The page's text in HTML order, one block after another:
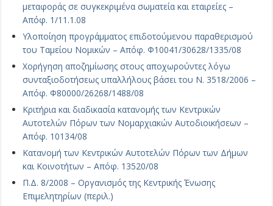
μεταφοράς σε συγκεκριμένα σωματεία και εταιρείες –
Απόφ. 1/11.1.08
Υλοποίηση προγράμματος επιδοτούμενου παραθερισμού
του Ταμείου Νομικών – Απόφ. Φ10041/30628/1335/08
Χορήγηση αποζημίωσης στους αποχωρούντες λόγω
συνταξιοδοτήσεως υπαλλήλους βάσει του Ν. 3518/2006 –
Απόφ. Φ80000/26268/1488/08
Κριτήρια και διαδικασία κατανομής των Κεντρικών
Αυτοτελών Πόρων των Νομαρχιακών Αυτοδιοικήσεων –
Απόφ. 10134/08
Κατανομή των Κεντρικών Αυτοτελών Πόρων των Δήμων
και Κοινοτήτων – Απόφ. 13520/08
Π.Δ. 8/2008 – Οργανισμός της Κεντρικής Ένωσης
Επιμελητηρίων (περιλ.)